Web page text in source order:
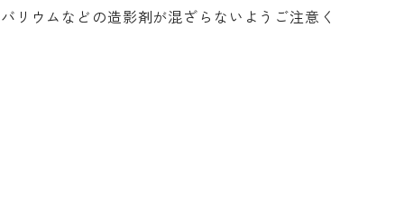
リウムなどの造影剤が混ざらないようご注意く